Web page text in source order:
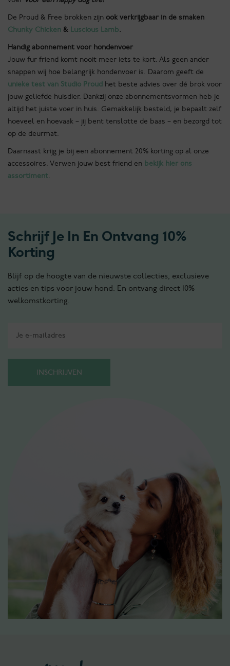
De Proud & Free brokken zijn ook verkrijgbaar in de smaken
Chunky Chicken & Luscious Lamb.
Handig abonnement voor hondenvoer
Jouw fur friend komt nooit meer iets te kort. Als geen ander
snappen wij hoe belangrijk hondenvoer is. Daarom geeft de
unieke test van Studio Proud het beste advies over dé brok voor
jouw geliefde huisdier. Dankzij onze abonnementsvormen heb je
altijd het juiste voer in huis. Gemakkelijk besteld, je bepaalt zelf
hoeveel en hoevaak – jij bent tenslotte de baas – en bezorgd tot
op de deurmat.
Daarnaast krijg je bij een abonnement 20% korting op al onze
accessoires. Verwen jouw best friend en bekijk hier ons
assortiment.
Schrijf Je In En Ontvang 10%
Korting
Blijf op de hoogte van de nieuwste collecties, exclusieve
acties en tips voor jouw hond. En ontvang direct 10%
welkomstkorting.